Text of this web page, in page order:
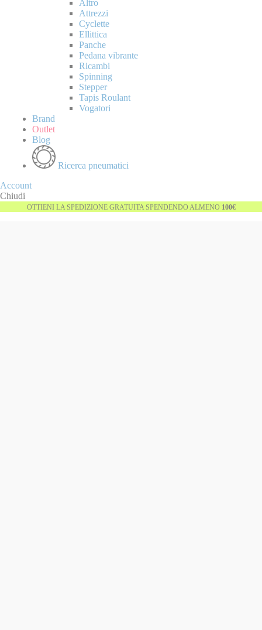
Altro
Attrezzi
Cyclette
Ellittica
Panche
Pedana vibrante
Ricambi
Spinning
Stepper
Tapis Roulant
Vogatori
Brand
Outlet
Blog
Ricerca pneumatici
Account
Chiudi
OTTIENI LA SPEDIZIONE GRATUITA SPENDENDO ALMENO 100€